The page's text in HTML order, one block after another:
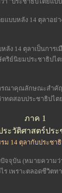
บบหลัง 14 ตุลาอ
ง 14 ตุลาเป็นการ
ริย์นิยมประชาธิปไ
ณาคุณลักษณะสำคั
ดสอบประชาธิปไต
ภาค 1
ระวัติศาสตร์ปร
ม 14 ตุลากับประชา
จจุบัน (หมายความ
ร เพราะตลอดชีวิต